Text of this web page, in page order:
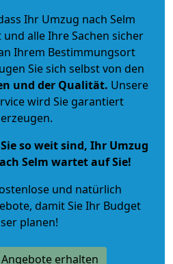
Ihr Umzug nach Selm
alle Ihre Sachen sicher
Ihrem Bestimmungsort
Sie sich selbst von den
und der Qualität. Unsere
wird Sie garantiert
so weit sind, Ihr Umzug
Selm wartet auf Sie!
und natürlich
, damit Sie Ihr Budget
planen!
erhalten